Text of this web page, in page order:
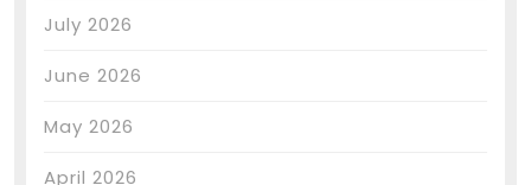
July 2026
June 2026
May 2026
April 2026